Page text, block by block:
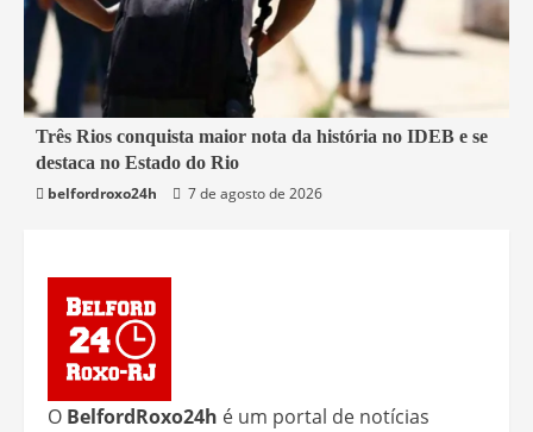
2 min read
Educação
Rio de Janeiro
Três Rios conquista maior nota da história no IDEB e se
destaca no Estado do Rio
belfordroxo24h
7 de agosto de 2026
O BelfordRoxo24h é um portal de notícias